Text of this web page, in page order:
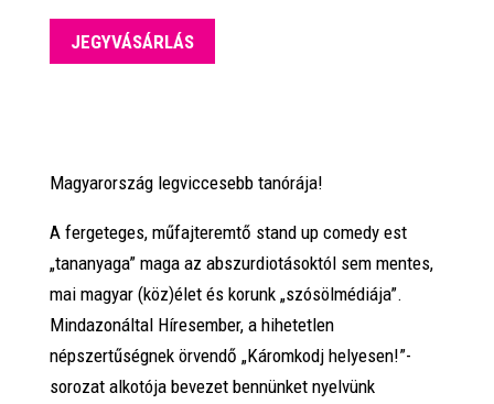
JEGYVÁSÁRLÁS
Magyarország legviccesebb tanórája!
A fergeteges, műfajteremtő stand up comedy est
„tananyaga” maga az abszurdiotásoktól sem mentes,
mai magyar (köz)élet és korunk „szósölmédiája”.
Mindazonáltal Híresember, a hihetetlen
népszertűségnek örvendő „Káromkodj helyesen!”-
sorozat alkotója bevezet bennünket nyelvünk